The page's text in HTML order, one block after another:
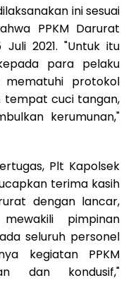
ini sesuai
PPKM Darurat
2021. "Untuk itu
para pelaku
protokol
tempat cuci tangan,
kerumunan,"
Plt Kapolsek
terima kasih
dengan lancar,
pimpinan
seluruh personel
kegiatan PPKM
dan kondusif,"